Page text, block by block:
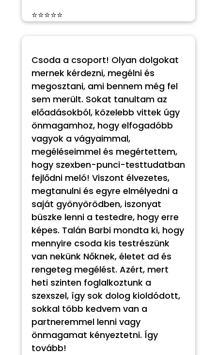
⭐⭐⭐⭐⭐
Csoda a csoport! Olyan dolgokat
mernek kérdezni, megélni és
megosztani, ami bennem még fel
sem merült. Sokat tanultam az
előadásokból, közelebb vittek úgy
önmagamhoz, hogy elfogadóbb
vagyok a vágyaimmal,
megéléseimmel és megértettem,
hogy szexben-punci-testtudatban
fejlődni meló! Viszont élvezetes,
megtanulni és egyre elmélyedni a
saját gyönyörödben, iszonyat
büszke lenni a testedre, hogy erre
képes. Talán Barbi mondta ki, hogy
mennyire csoda kis testrészünk
van nekünk Nőknek, életet ad és
rengeteg megélést. Azért, mert
heti szinten foglalkoztunk a
szexszel, így sok dolog kioldódott,
sokkal több kedvem van a
partneremmel lenni vagy
önmagamat kényeztetni. Így
tovább!